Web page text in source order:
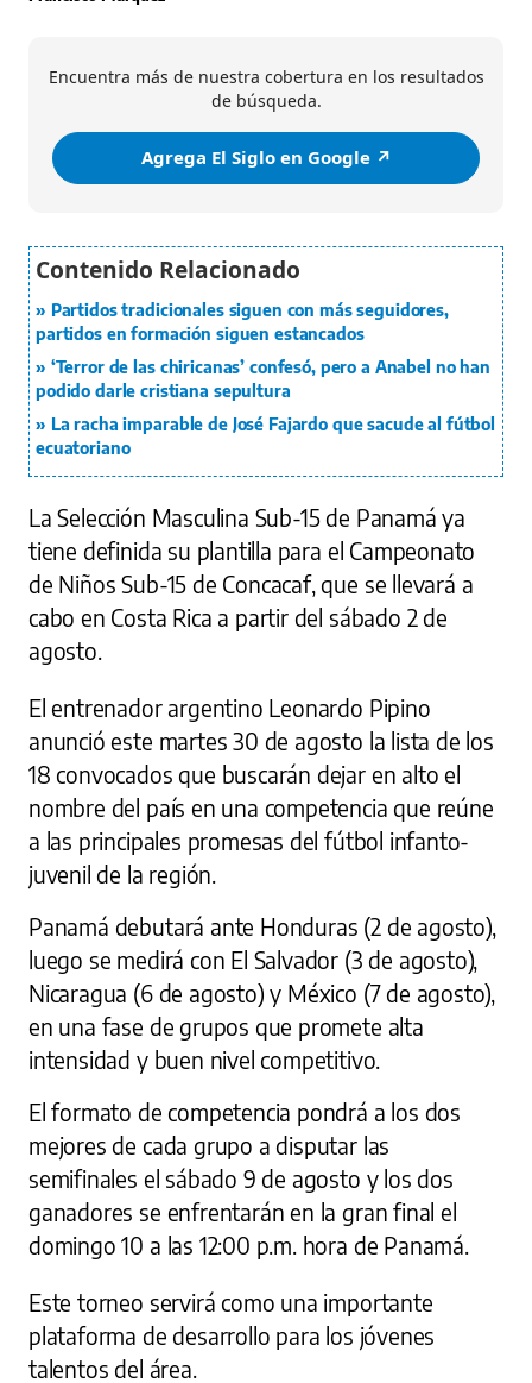
Encuentra más de nuestra cobertura en los resultados
de búsqueda.
Agrega El Siglo en Google ↗️
Partidos tradicionales siguen con más seguidores,
partidos en formación siguen estancados
‘Terror de las chiricanas’ confesó, pero a Anabel no han
podido darle cristiana sepultura
La racha imparable de José Fajardo que sacude al fútbol
ecuatoriano
La Selección Masculina Sub-15 de Panamá ya
tiene definida su plantilla para el Campeonato
de Niños Sub-15 de Concacaf, que se llevará a
cabo en Costa Rica a partir del sábado 2 de
agosto.
El entrenador argentino Leonardo Pipino
anunció este martes 30 de agosto la lista de los
18 convocados que buscarán dejar en alto el
nombre del país en una competencia que reúne
a las principales promesas del fútbol infanto-
juvenil de la región.
Panamá debutará ante Honduras (2 de agosto),
luego se medirá con El Salvador (3 de agosto),
Nicaragua (6 de agosto) y México (7 de agosto),
en una fase de grupos que promete alta
intensidad y buen nivel competitivo.
El formato de competencia pondrá a los dos
mejores de cada grupo a disputar las
semifinales el sábado 9 de agosto y los dos
ganadores se enfrentarán en la gran final el
domingo 10 a las 12:00 p.m. hora de Panamá.
Este torneo servirá como una importante
plataforma de desarrollo para los jóvenes
talentos del área.